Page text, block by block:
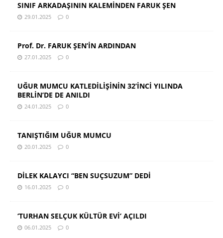
SINIF ARKADAŞININ KALEMİNDEN FARUK ŞEN
29.01.2025 0
Prof. Dr. FARUK ŞEN’İN ARDINDAN
27.01.2025 0
UĞUR MUMCU KATLEDİLİŞİNİN 32’İNCİ YILINDA
BERLİN’DE DE ANILDI
24.01.2025 0
TANIŞTIĞIM UĞUR MUMCU
20.01.2025 0
DİLEK KALAYCI “BEN SUÇSUZUM” DEDİ
16.01.2025 0
‘TURHAN SELÇUK KÜLTÜR EVİ’ AÇILDI
06.01.2025 0